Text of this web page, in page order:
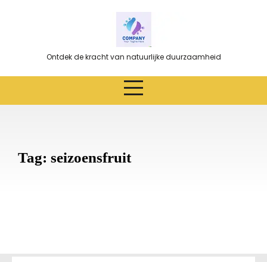
Ontdek de kracht van natuurlijke duurzaamheid
Tag: seizoensfruit